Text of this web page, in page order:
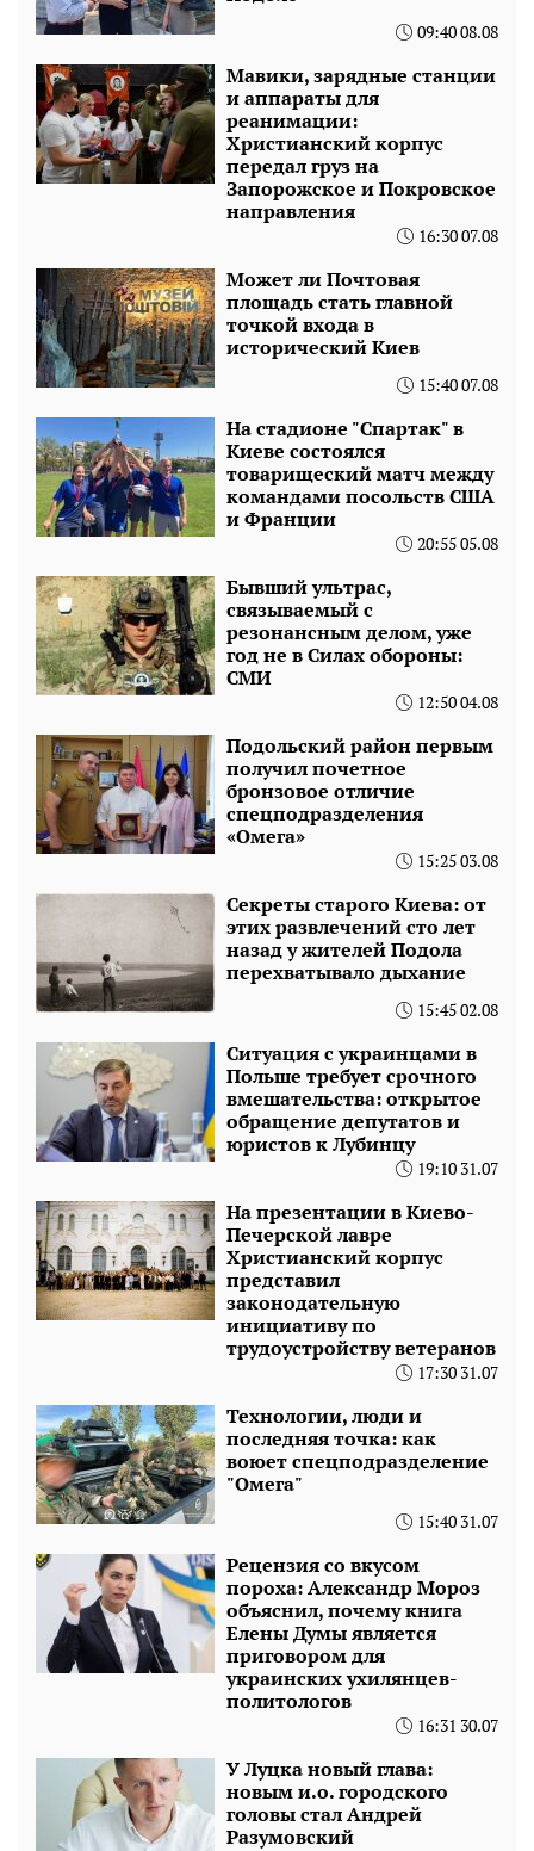
09:40 08.08
Мавики, зарядные станции
и аппараты для
реанимации:
Христианский корпус
передал груз на
Запорожское и Покровское
направления
16:30 07.08
Может ли Почтовая
площадь стать главной
точкой входа в
исторический Киев
15:40 07.08
На стадионе "Спартак" в
Киеве состоялся
товарищеский матч между
командами посольств США
и Франции
20:55 05.08
Бывший ультрас,
связываемый с
резонансным делом, уже
год не в Силах обороны:
СМИ
12:50 04.08
Подольский район первым
получил почетное
бронзовое отличие
спецподразделения
«Омега»
15:25 03.08
Секреты старого Киева: от
этих развлечений сто лет
назад у жителей Подола
перехватывало дыхание
15:45 02.08
Ситуация с украинцами в
Польше требует срочного
вмешательства: открытое
обращение депутатов и
юристов к Лубинцу
19:10 31.07
На презентации в Киево-
Печерской лавре
Христианский корпус
представил
законодательную
инициативу по
трудоустройству ветеранов
17:30 31.07
Технологии, люди и
последняя точка: как
воюет спецподразделение
"Омега"
15:40 31.07
Рецензия со вкусом
пороха: Александр Мороз
объяснил, почему книга
Елены Думы является
приговором для
украинских ухилянцев-
политологов
16:31 30.07
У Луцка новый глава:
новым и.о. городского
головы стал Андрей
Разумовский